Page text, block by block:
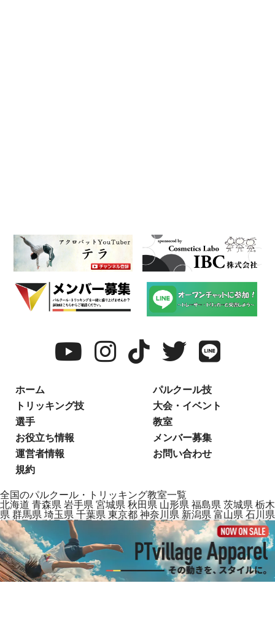
ホーム
パルクール技
トリッキング技
大会・イベント
選手
教室
お役立ち情報
メンバー募集
運営者情報
お問い合わせ
規約
全国のパルクール・トリッキング教室一覧
北海道 青森県 岩手県 宮城県 秋田県 山形県 福島県 茨城県 栃木
県 群馬県 埼玉県 千葉県 東京都 神奈川県 新潟県 富山県 石川県
福井県
長野県 静岡県 愛知県 三重県 滋賀県 京都
府 大阪府 兵庫県 奈良県 鳥取県 島根県 岡山県 広島県
山口県 徳島県 香川県 愛媛県 高知県 福岡県 佐賀県 長崎県 熊本
県 大分県 宮崎県 鹿児島県 沖縄県
2025 PTvillage